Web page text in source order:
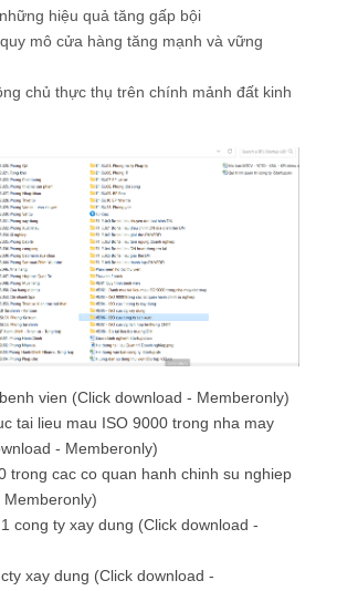
hiệu quả tăng gấp bội
mô cửa hàng tăng mạnh và vững
chủ thực thụ trên chính mảnh đất kinh
vien (Click download - Memberonly)
tai lieu mau ISO 9000 trong nha may
- Memberonly)
trong cac co quan hanh chinh su nghiep
Memberonly)
cong ty xay dung (Click download -
xay dung (Click download -